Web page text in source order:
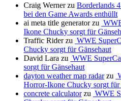
Craig Wernerzu Borderlands
bei den Game Awards enthüllt
ai meta title generatorzu
Ikone Chucky sorgt für
Traffic Riderzu WWE
Chucky sorgt für Gänsehaut
David Lara zu WWE
sorgt für Gänsehaut
dayton weather map radarzu
Horror-Ikone Chucky sorgt für
concrete calculatorzu WWE